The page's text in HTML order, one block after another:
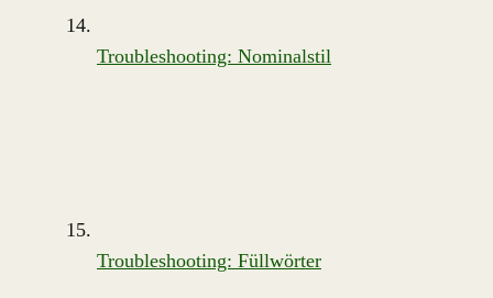
Troubleshooting: Nominalstil
Troubleshooting: Füllwörter